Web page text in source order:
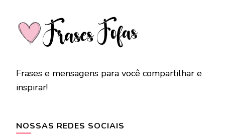
Frases e mensagens para você compartilhar e
inspirar!
NOSSAS REDES SOCIAIS